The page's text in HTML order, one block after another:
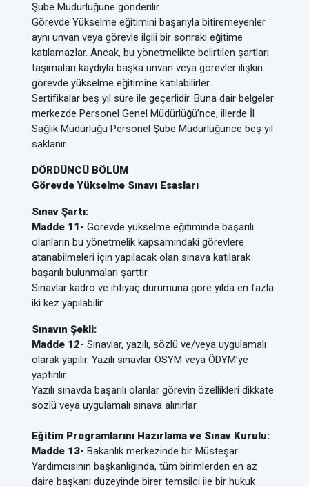
Şube Müdürlüğüne gönderilir.
Görevde Yükselme eğitimini başarıyla bitiremeyenler
aynı unvan veya görevle ilgili bir sonraki eğitime
katılamazlar. Ancak, bu yönetmelikte belirtilen şartları
taşımaları kaydıyla başka unvan veya görevler ilişkin
görevde yükselme eğitimine katılabilirler.
Sertifikalar beş yıl süre ile geçerlidir. Buna dair belgeler
merkezde Personel Genel Müdürlüğü’nce, illerde İl
Sağlık Müdürlüğü Personel Şube Müdürlüğünce beş yıl
saklanır.
DÖRDÜNCÜ BÖLÜM
Görevde Yükselme Sınavı Esasları
Sınav Şartı:
Madde 11- Görevde yükselme eğitiminde başarılı
olanların bu yönetmelik kapsamındaki görevlere
atanabilmeleri için yapılacak olan sınava katılarak
başarılı bulunmaları şarttır.
Sınavlar kadro ve ihtiyaç durumuna göre yılda en fazla
iki kez yapılabilir.
Sınavın Şekli:
Madde 12- Sınavlar, yazılı, sözlü ve/veya uygulamalı
olarak yapılır. Yazılı sınavlar ÖSYM veya ÖDYM’ye
yaptırılır.
Yazılı sınavda başarılı olanlar görevin özellikleri dikkate
sözlü veya uygulamalı sınava alınırlar.
Eğitim Programlarını Hazırlama ve Sınav Kurulu:
Madde 13- Bakanlık merkezinde bir Müsteşar
Yardımcısının başkanlığında, tüm birimlerden en az
daire başkanı düzeyinde birer temsilci ile bir hukuk